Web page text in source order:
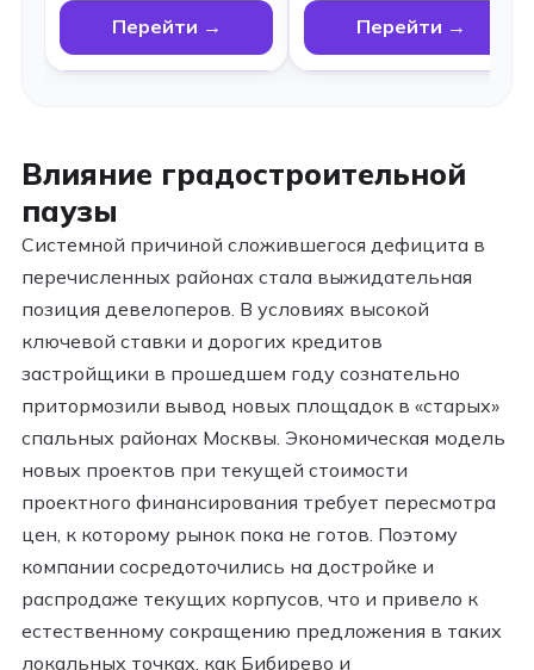
Перейти → Перейти →
Влияние градостроительной
паузы
Системной причиной сложившегося дефицита в
перечисленных районах стала выжидательная
позиция девелоперов. В условиях высокой
ключевой ставки и дорогих кредитов
застройщики в прошедшем году сознательно
притормозили вывод новых площадок в «старых»
спальных районах Москвы. Экономическая модель
новых проектов при текущей стоимости
проектного финансирования требует пересмотра
цен, к которому рынок пока не готов. Поэтому
компании сосредоточились на достройке и
распродаже текущих корпусов, что и привело к
естественному сокращению предложения в таких
локальных точках, как Бибирево и